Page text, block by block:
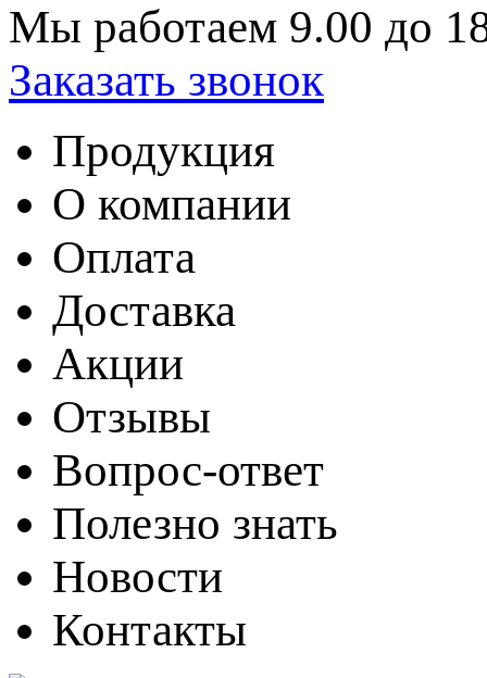
Мы работаем 9.00 до
Заказать звонок
Продукция
О компании
Оплата
Доставка
Акции
Отзывы
Вопрос-ответ
Полезно знать
Новости
Контакты